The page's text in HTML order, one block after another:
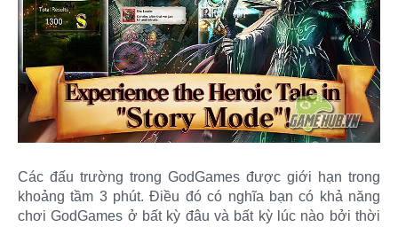
Các đấu trường trong GodGames được giới hạn trong
khoảng tầm 3 phút. Điều đó có nghĩa bạn có khả năng
chơi GodGames ở bất kỳ đâu và bất kỳ lúc nào bởi thời